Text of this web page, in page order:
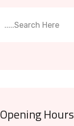
Opening Hours